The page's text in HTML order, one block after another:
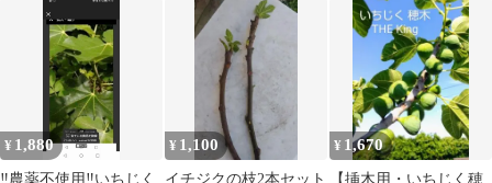
¥ 1,880
‼️農薬不使用‼️いちじく
¥ 1,100
イチジクの枝2本セット
¥ 1,670
【挿木用・いちじく穂